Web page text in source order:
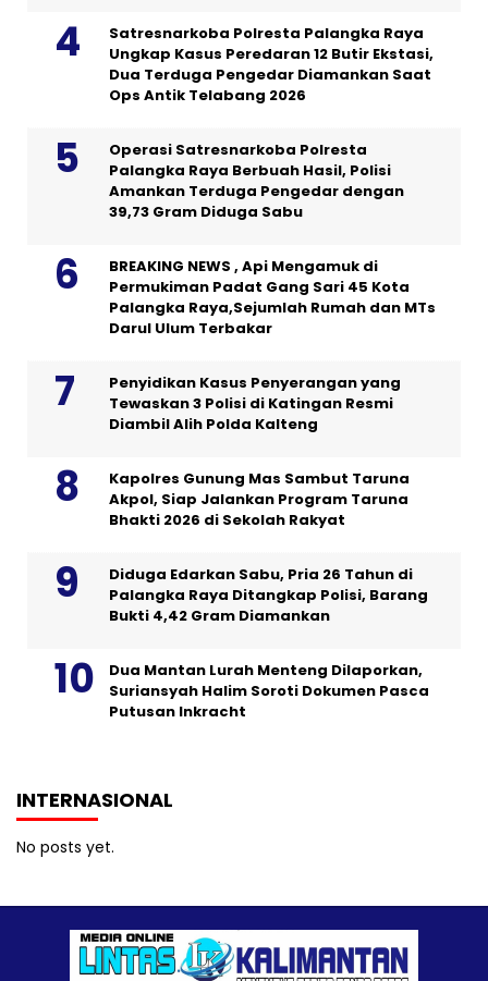
Satresnarkoba Polresta Palangka Raya
Ungkap Kasus Peredaran 12 Butir Ekstasi,
Dua Terduga Pengedar Diamankan Saat
Ops Antik Telabang 2026
Operasi Satresnarkoba Polresta
Palangka Raya Berbuah Hasil, Polisi
Amankan Terduga Pengedar dengan
39,73 Gram Diduga Sabu
BREAKING NEWS , Api Mengamuk di
Permukiman Padat Gang Sari 45 Kota
Palangka Raya,Sejumlah Rumah dan MTs
Darul Ulum Terbakar
Penyidikan Kasus Penyerangan yang
Tewaskan 3 Polisi di Katingan Resmi
Diambil Alih Polda Kalteng
Kapolres Gunung Mas Sambut Taruna
Akpol, Siap Jalankan Program Taruna
Bhakti 2026 di Sekolah Rakyat
Diduga Edarkan Sabu, Pria 26 Tahun di
Palangka Raya Ditangkap Polisi, Barang
Bukti 4,42 Gram Diamankan
Dua Mantan Lurah Menteng Dilaporkan,
Suriansyah Halim Soroti Dokumen Pasca
Putusan Inkracht
INTERNASIONAL
No posts yet.